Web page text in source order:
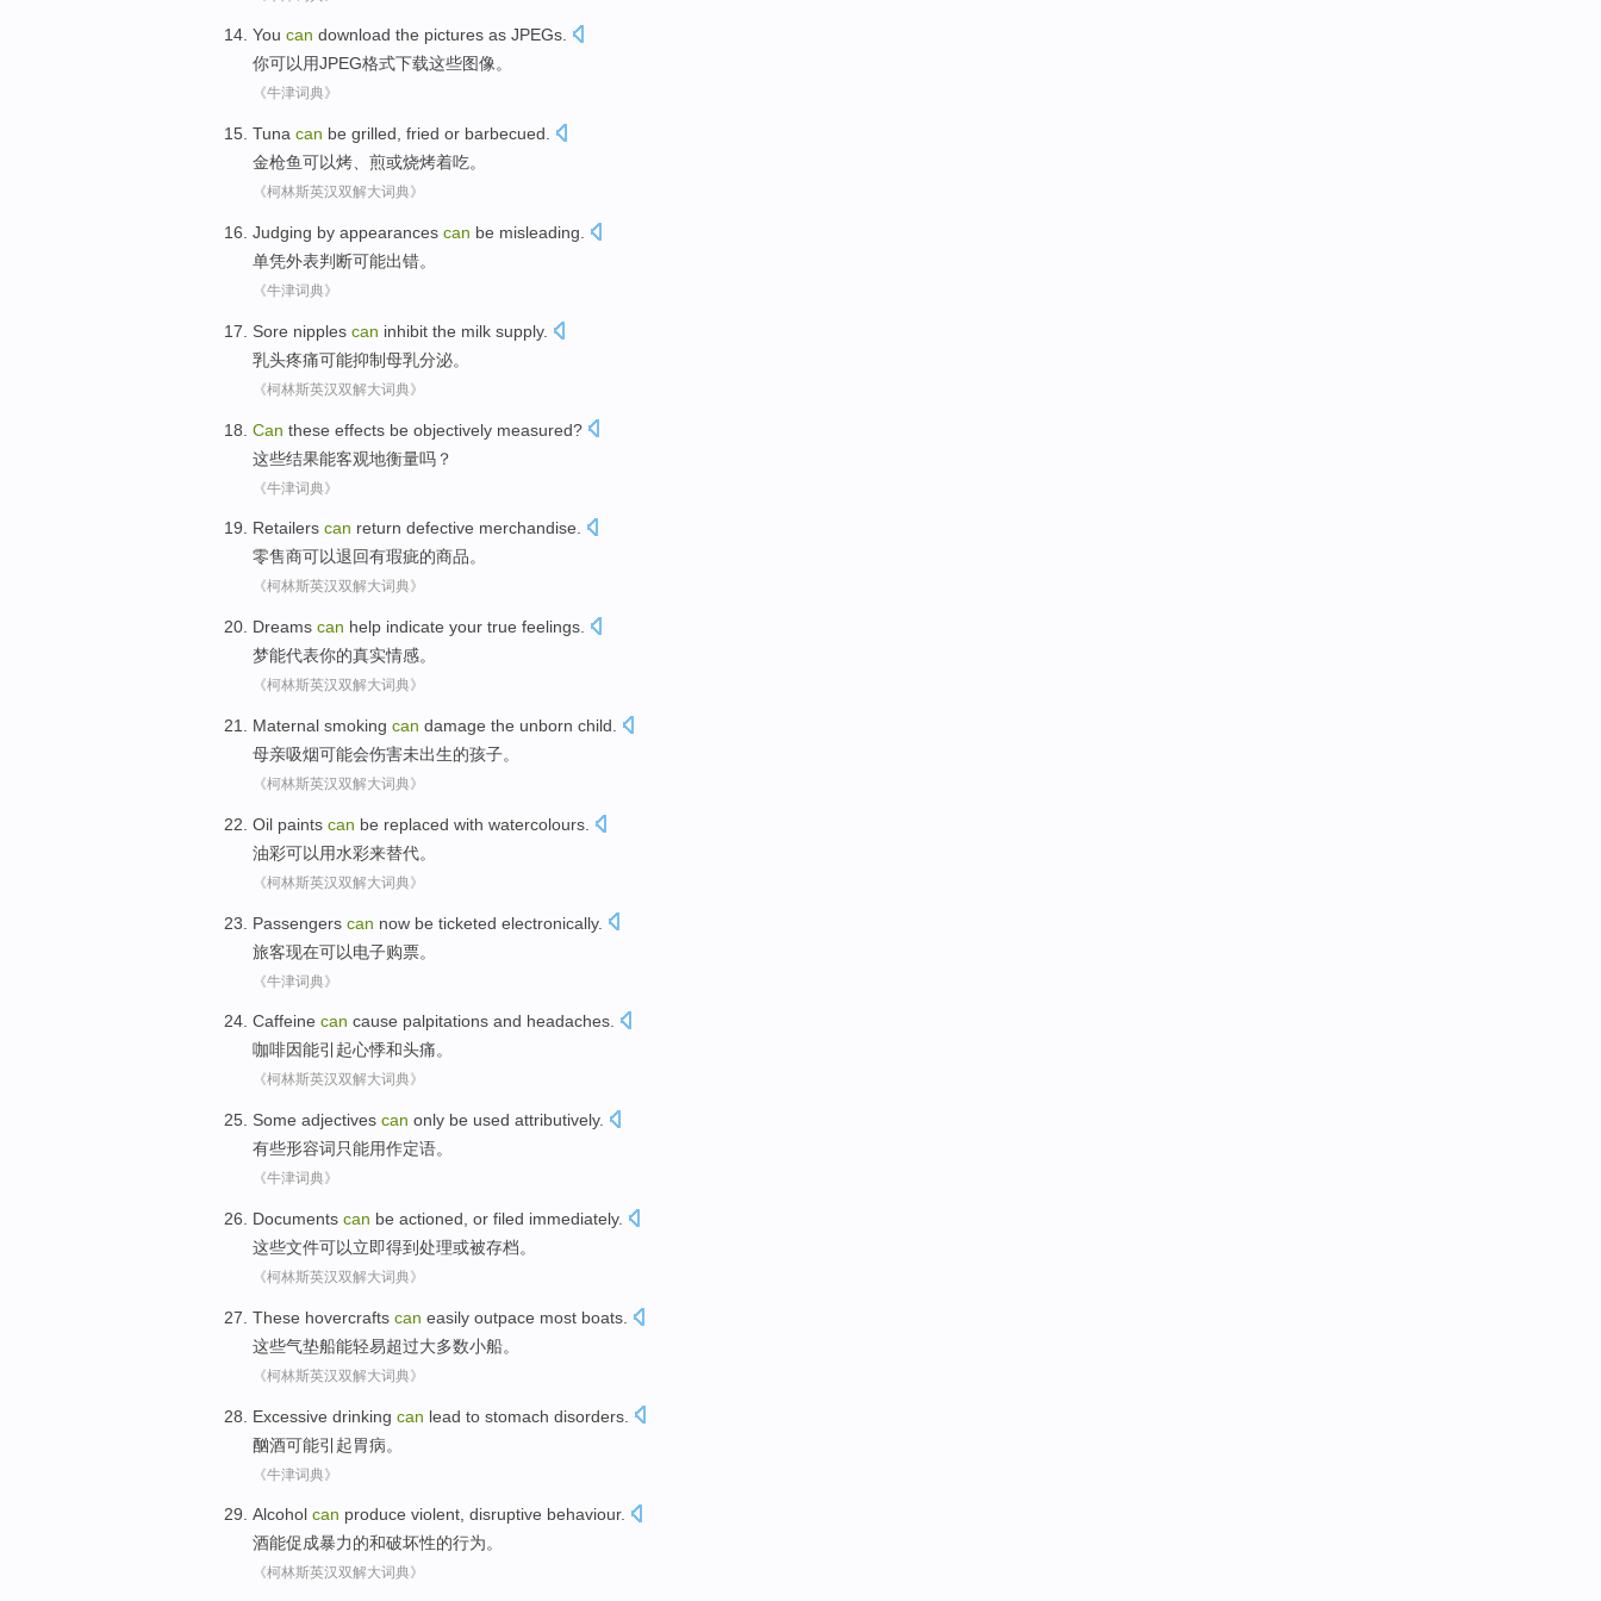
You can download the pictures as JPEGs.
你可以用JPEG格式下载这些图像。
《牛津词典》
Tuna can be grilled fried or barbecued
金枪鱼可以烤 煎或烧烤着吃。
《柯林斯英汉双解大词典》
Judging by appearances can be misleading
单凭外表判断可能出错。
《牛津词典》
Sore nipples can inhibit the milk supply.
乳头疼痛可能抑制母乳分泌。
《柯林斯英汉双解大词典》
Can these effects be objectively measured?
这些结果能客观地衡量吗？
《牛津词典》
Retailers can return defective merchandise.
零售商可以退回有瑕疵的商品。
《柯林斯英汉双解大词典》
Dreams can help indicate your true feelings
梦能代表你的真实情感。
《柯林斯英汉双解大词典》
Maternal smoking can damage the unborn child
母亲吸烟可能会伤害未出生的孩子。
《柯林斯英汉双解大词典》
Oil paints can be replaced with watercolours
油彩可以 用水彩来替代。
《柯林斯英汉双解大词典》
Passengers can now be ticketed electronically.
旅客现在可以电子购票。
《牛津词典》
Caffeine can cause palpitations and headaches.
咖啡因能引起心悸和头痛。
《柯林斯英汉双解大词典》
Some adjectives can only be used attributively.
有些形容词 只能用作定语。
《牛津词典》
Documents can be actioned, or filed immediately.
这些文件可以立即得到处理或被存档。
《柯林斯英汉双解大词典》
These hovercrafts can easily outpace most boats
这些气垫船能轻易超过大多数小船。
《柯林斯英汉双解大词典》
Excessive drinking can lead to stomach disorders
酗酒可能引起胃病。
《牛津词典》
Alcohol can produce violent, disruptive behaviour.
酒能促成暴力的和破坏性的行为。
《柯林斯英汉双解大词典》